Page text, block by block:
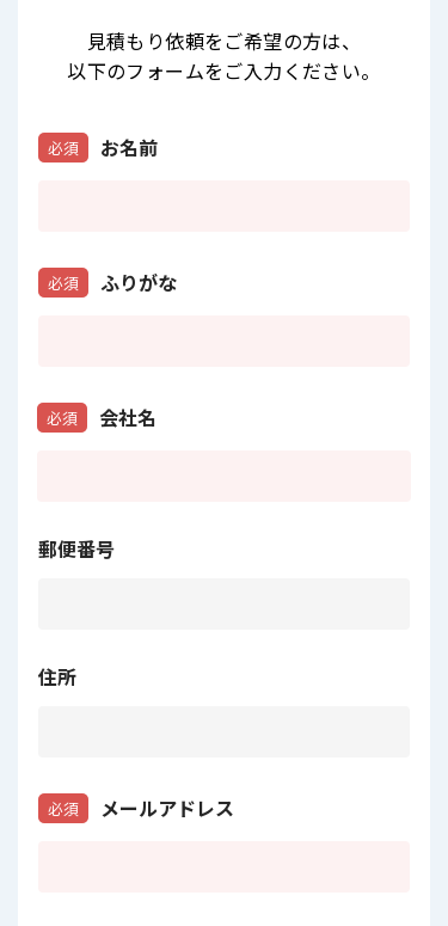
見積もり依頼をご希望の方は、
以下のフォームをご入力ください。
お名前
必須
ふりがな
必須
会社名
必須
郵便番号
住所
メールアドレス
必須